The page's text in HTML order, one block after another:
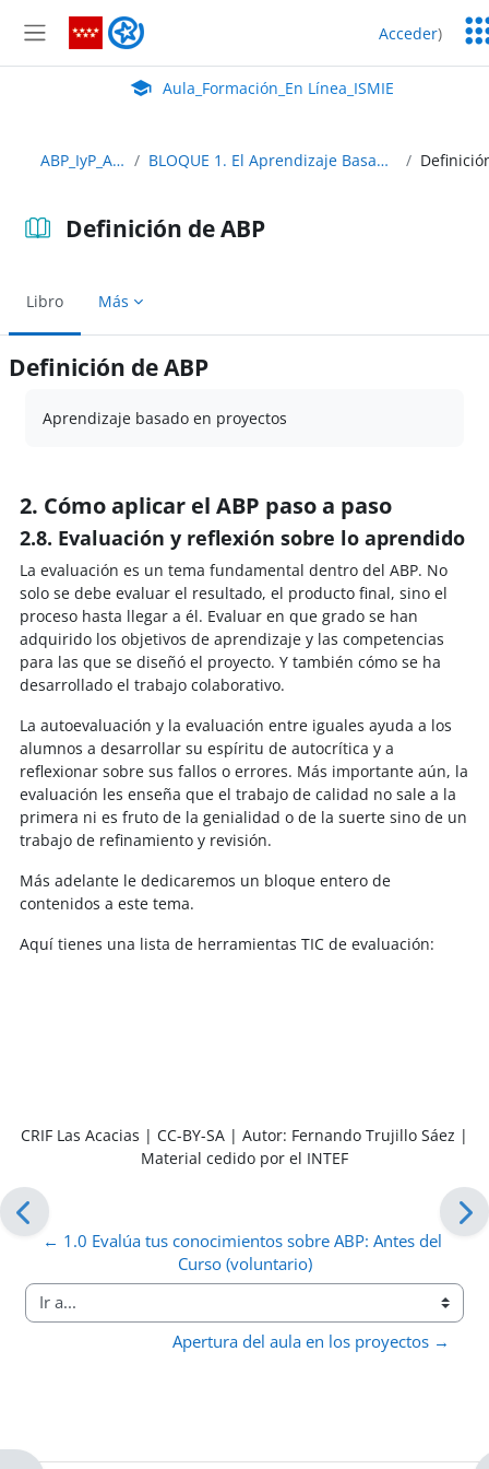
Panel lateral
Aula_Formación_En Línea_ISMIE Acceder)
Aula Virtual de EducaMadrid:
Aula_Formación_En Línea_ISMIE
ABP_IyP_Abierto BLOQUE 1. El Aprendizaje Basado en Proyectos
Definición de ABP
Libro Más
Definición de ABP
Aprendizaje basado en proyectos
2. Cómo aplicar el ABP paso a paso
2.8. Evaluación y reflexión sobre lo aprendido
La evaluación es un tema fundamental dentro del ABP. No
solo se debe evaluar el resultado, el producto final, sino el
proceso hasta llegar a él. Evaluar en que grado se han
adquirido los objetivos de aprendizaje y las competencias
para las que se diseñó el proyecto. Y también cómo se ha
desarrollado el trabajo colaborativo.
La autoevaluación y la evaluación entre iguales ayuda a los
alumnos a desarrollar su espíritu de autocrítica y a
reflexionar sobre sus fallos o errores. Más importante aún, la
evaluación les enseña que el trabajo de calidad no sale a la
primera ni es fruto de la genialidad o de la suerte sino de un
trabajo de refinamiento y revisión.
Más adelante le dedicaremos un bloque entero de
contenidos a este tema.
Aquí tienes una lista de herramientas TIC de evaluación:
CRIF Las Acacias | CC-BY-SA | Autor: Fernando Trujillo Sáez |
Material cedido por el INTEF
← 1.0 Evalúa tus conocimientos sobre ABP: Antes del
Curso (voluntario)
Ir a...
Apertura del aula en los proyectos →